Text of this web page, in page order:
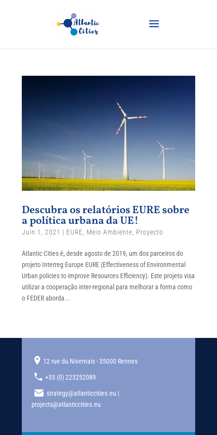
Descubra os relatórios EURE sobre
a política urbana da UE!
Juin 1, 2021 | EURE, Meio Ambiente, Proyecto
Atlantic Cities é, desde agosto de 2019, um dos parceiros do
projeto Interreg Europe EURE (Effectiveness of Environmental
Urban policies to improve Resources Efficiency). Este projeto visa
utilizar a cooperação inter-regional para melhorar a forma como
o FEDER aborda...
12 rue du Nivernais - 35000 Rennes
+33 (0) 223252089
strategy@atlanticcities.eu |
projects@atlanticcities.eu